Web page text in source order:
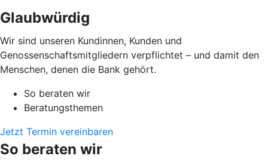
Glaubwürdig
Wir sind unseren Kundinnen, Kunden und
Genossenschaftsmitgliedern verpflichtet – und damit den
Menschen, denen die Bank gehört.
So beraten wir
Beratungsthemen
Jetzt Termin vereinbaren
So beraten wir